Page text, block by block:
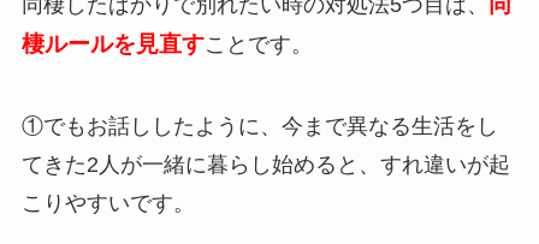
棲ルールを見直すことです。
①でもお話ししたように、今まで異なる生活をし
てきた2人が一緒に暮らし始めると、すれ違いが起
こりやすいです。